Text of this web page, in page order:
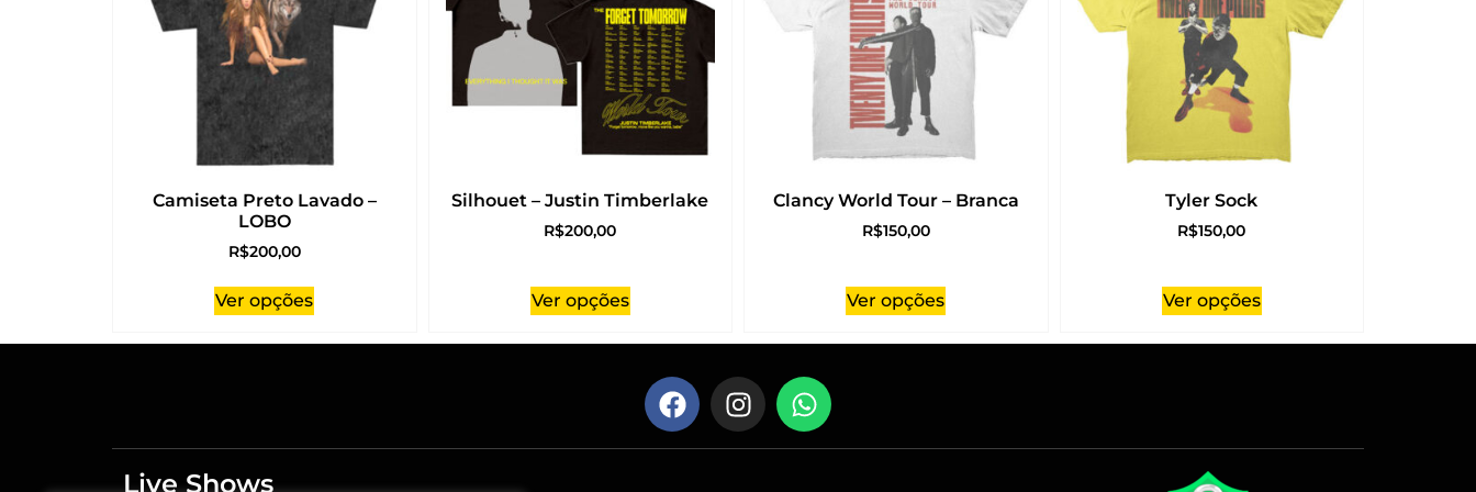
Camiseta Preto Lavado –
LOBO
R$200,00
Ver opções
Silhouet – Justin Timberlake
R$200,00
Ver opções
Clancy World Tour – Branca
R$150,00
Ver opções
Tyler Sock
R$150,00
Ver opções
Live Shows